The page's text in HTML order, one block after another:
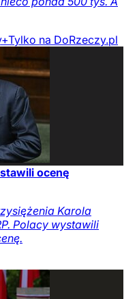
Tylko na DoRzeczy.pl
ocenę
Karola
Polacy wystawili